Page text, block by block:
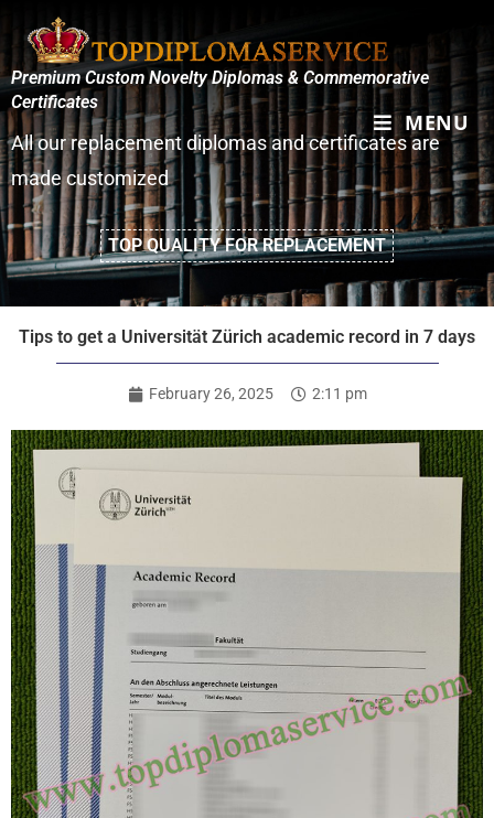
MENU
Premium Custom Novelty Diplomas & Commemorative
Certificates
All our replacement diplomas and certificates are
made customized
TOP QUALITY FOR REPLACEMENT
Tips to get a Universität Zürich academic record in 7 days
February 26, 2025 2:11 pm